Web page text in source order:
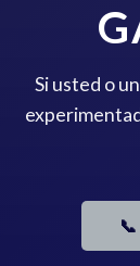
Si usted o